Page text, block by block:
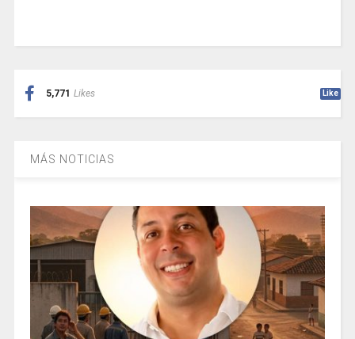
5,771 Likes Like
MÁS NOTICIAS